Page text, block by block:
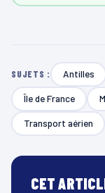
SUJETS : Antilles
Île de France
Transport aérien
CET